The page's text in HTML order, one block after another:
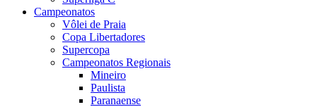
Campeonatos
Vôlei de Praia
Copa Libertadores
Supercopa
Campeonatos Regionais
Mineiro
Paulista
Paranaense